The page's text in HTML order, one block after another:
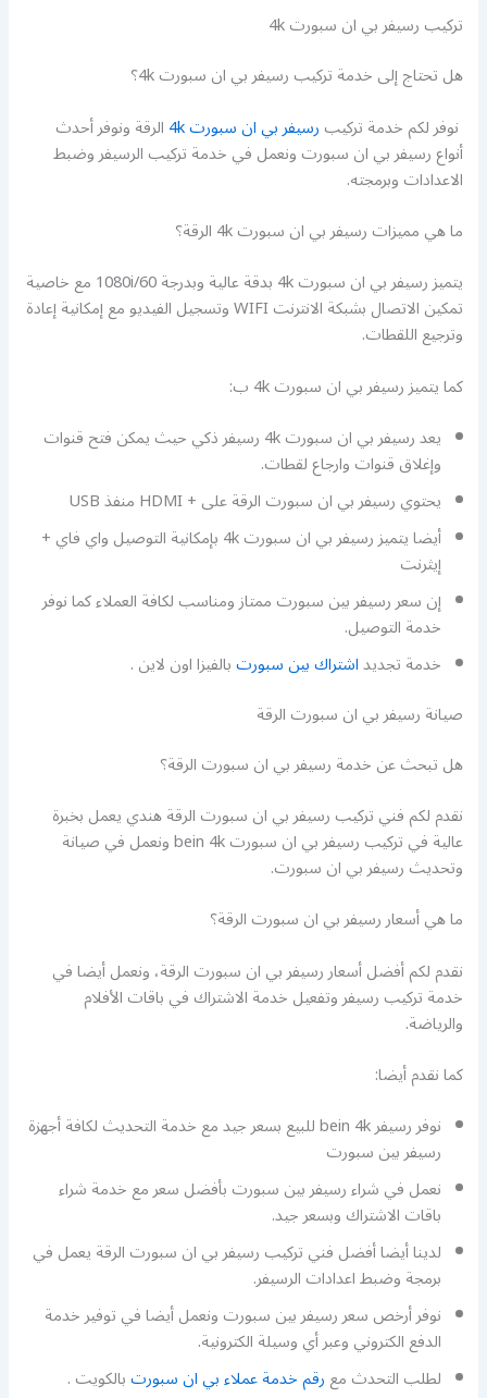
تركيب رسيفر بي ان سبورت 4k
هل تحتاج إلى خدمة تركيب رسيفر بي ان سبورت 4k؟
نوفر لكم خدمة تركيبرسيفر بي ان سبورت 4k الرقة ونوفر أحدث
أنواع رسيفر بي ان سبورت ونعمل في خدمة تركيب الرسيفر وضبط
الاعدادات وبرمجته.
ما هي مميزات رسيفر بي ان سبورت 4k الرقة؟
يتميز رسيفر بي ان سبورت 4k بدقة عالية وبدرجة 1080i/60 مع خاصية
تمكين الاتصال بشبكة الانترنت WIFI وتسجيل الفيديو مع إمكانية إعادة
وترجيع اللقطات.
كما يتميز رسيفر بي ان سبورت 4k ب:
يعد رسيفر بي ان سبورت 4k رسيفر ذكي حيث يمكن فتح قنوات
وإغلاق قنوات وارجاع لقطات.
يحتوي رسيفر بي ان سبورت الرقة على + HDMI منفذ USB
أيضا يتميز رسيفر بي ان سبورت 4k بإمكانية التوصيل واي فاي +
إيثرنت
إن سعر رسيفر بين سبورت ممتاز ومناسب لكافة العملاء كما نوفر
خدمة التوصيل.
خدمة تجديداشتراك بين سبورتبالفيزا اون لاين .
صيانة رسيفر بي ان سبورت الرقة
هل تبحث عن خدمة رسيفر بي ان سبورت الرقة؟
نقدم لكم فني تركيب رسيفر بي ان سبورت الرقة هندي يعمل بخبرة
عالية في تركيب رسيفر بي ان سبورت bein 4k ونعمل في صيانة
وتحديث رسيفر بي ان سبورت.
ما هي أسعار رسيفر بي ان سبورت الرقة؟
نقدم لكم أفضل أسعار رسيفر بي ان سبورت الرقة، ونعمل أيضا في
خدمة تركيب رسيفر وتفعيل خدمة الاشتراك في باقات الأفلام
والرياضة.
كما نقدم أيضا:
نوفر رسيفر bein 4k للبيع بسعر جيد مع خدمة التحديث لكافة أجهزة
رسيفر بين سبورت
نعمل في شراء رسيفر بين سبورت بأفضل سعر مع خدمة شراء
باقات الاشتراك وبسعر جيد.
لدينا أيضا أفضل فني تركيب رسيفر بي ان سبورت الرقة يعمل في
برمجة وضبط اعدادات الرسيفر.
نوفر أرخص سعر رسيفر بين سبورت ونعمل أيضا في توفير خدمة
الدفع الكتروني وعبر أي وسيلة الكترونية.
لطلب التحدث معرقم خدمة عملاء بي ان سبورتبالكويت .